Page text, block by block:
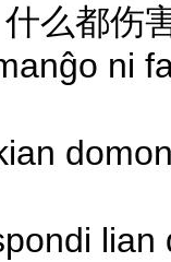
么都伤
ni